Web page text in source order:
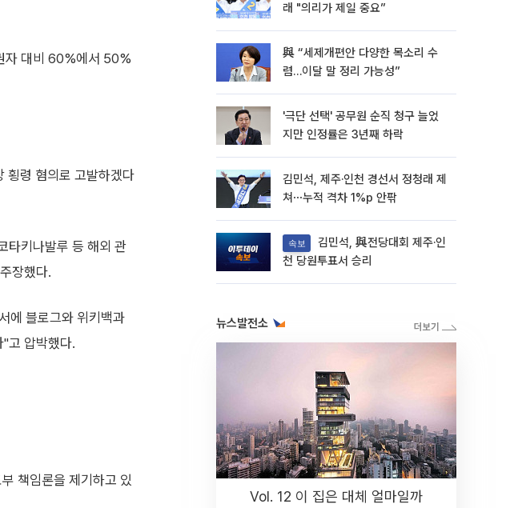
자 대비 60%에서 50%
횡령 혐의로 고발하겠다
타키나발루 등 해외 관
장했다.
에 블로그와 위키백과
고 압박했다.
책임론을 제기하고 있
래 "의리가 제일 중요”
與 “세제개편안 다양한 목소리 수
렴…이달 말 정리 가능성”
'극단 선택' 공무원 순직 청구 늘었
지만 인정률은 3년째 하락
김민석, 제주·인천 경선서 정청래 제
쳐⋯누적 격차 1%p 안팎
속보
천 당원투표서 승리
뉴스발전소
Vol. 12 이 집은 대체 얼마일까